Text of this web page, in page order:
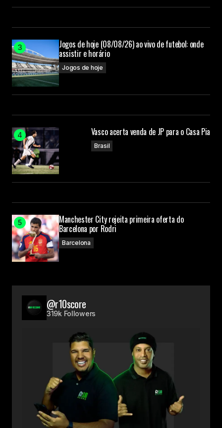
Jogos de hoje (08/08/26) ao vivo de futebol: onde
assistir e horário
Jogos de hoje
Vasco acerta venda de JP para o Casa Pia
Brasil
Manchester City rejeita primeira oferta do
Barcelona por Rodri
Barcelona
@r10score
319k Followers